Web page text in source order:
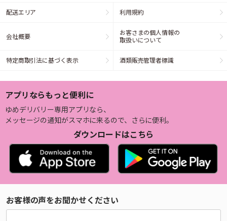
配送エリア 利用規約
会社概要
お客さまの個人情報の
取扱いについて
特定商取引法に基づく表示 酒類販売管理者標識
アプリならもっと便利に
ゆめデリバリー専用アプリなら、
メッセージの通知がスマホに来るので、さらに便利。
ダウンロードはこちら
お客様の声をお聞かせください